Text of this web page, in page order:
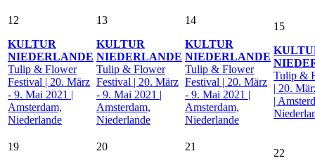
12
KULTUR
NIEDERLANDE
Tulip & Flower
Festival | 20. März
- 9. Mai 2021 |
Amsterdam,
Niederlande
13
KULTUR
NIEDERLANDE
Tulip & Flower
Festival | 20. März
- 9. Mai 2021 |
Amsterdam,
Niederlande
14
KULTUR
NIEDERLANDE
Tulip & Flower
Festival | 20. März
- 9. Mai 2021 |
Amsterdam,
Niederlande
15
Tulip &
| 20.
|
19
20
21
22